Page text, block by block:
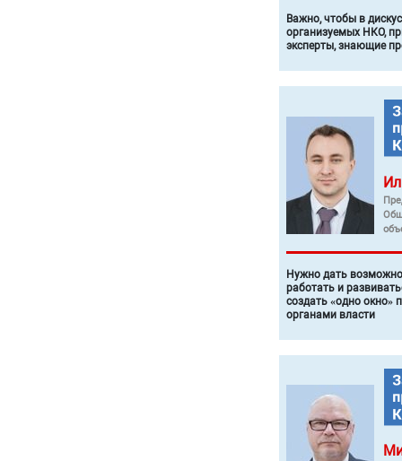
Важно, чтобы в
организуемых НКО,
эксперты, знающие
Нужно дать
работать и
создать «одно окно»
органами власти